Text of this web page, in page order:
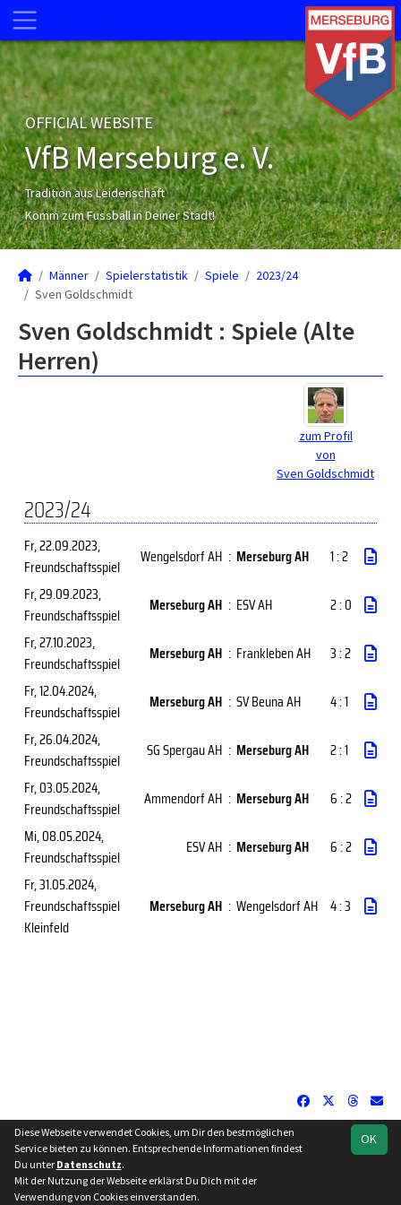
OFFICIAL WEBSITE
VfB Merseburg e. V.
Tradition aus Leidenschaft
Komm zum Fussball in Deiner Stadt!
Männer Spielerstatistik Spiele
2023/24
Sven Goldschmidt
Sven Goldschmidt : Spiele (Alte
Herren)
zum Profil
von
Sven Goldschmidt
2023/24
Fr, 22.09.2023,
Freundschaftsspiel
Wengelsdorf AH : Merseburg AH
1 : 2
Fr, 29.09.2023,
Freundschaftsspiel
Merseburg AH : ESV AH
2 : 0
Fr, 27.10.2023,
Freundschaftsspiel
Merseburg AH : Frankleben AH
3 : 2
Fr, 12.04.2024,
Freundschaftsspiel
Merseburg AH : SV Beuna AH
4 : 1
Fr, 26.04.2024,
Freundschaftsspiel
SG Spergau AH : Merseburg AH
2 : 1
Fr, 03.05.2024,
Freundschaftsspiel
Ammendorf AH : Merseburg AH
6 : 2
Mi, 08.05.2024,
Freundschaftsspiel
ESV AH : Merseburg AH
6 : 2
Fr, 31.05.2024,
Freundschaftsspiel
Kleinfeld
Merseburg AH : Wengelsdorf AH 4 : 3
soccero.de
Besucherstatistik Impressum Datenschutz
OK
Diese Webseite verwendet Cookies, um Dir den bestmöglichen
Service bieten zu können. Entsprechende Informationen findest
Du unter Datenschutz.
Mit der Nutzung der Webseite erklärst Du Dich mit der
Verwendung von Cookies einverstanden.